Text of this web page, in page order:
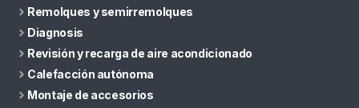
Remolques y semirremolques
Diagnosis
Revisión y recarga de aire acondicionado
Calefacción autónoma
Montaje de accesorios